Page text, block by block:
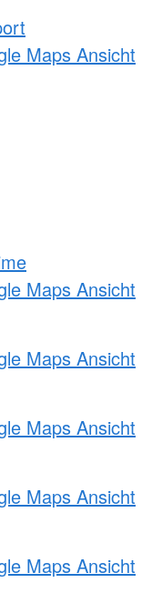
Maps Ansicht
Maps Ansicht
Maps Ansicht
Maps Ansicht
Maps Ansicht
Maps Ansicht